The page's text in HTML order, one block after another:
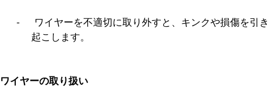
-
ワイヤーを不適切に取り外すと、キンクや損傷を引き
起こします。
ワイヤーの取り扱い